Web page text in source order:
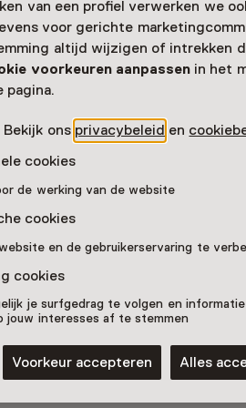
van een profiel verwerken we
voor gerichte
altijd wijzigen of intrekken
voorkeuren aanpassenin het
pagina.
ons privacybeleid en
cookies
de werking van de website
cookies
en de gebruikerservaring te
cookies
je surfgedrag te volgen en
jouw interesses af te stemmen
Voorkeur accepteren Alles
Leiden, Leiden
online je